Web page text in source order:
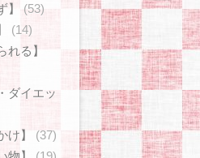
(53)
(14)
る】
ダイエッ
】
(37)